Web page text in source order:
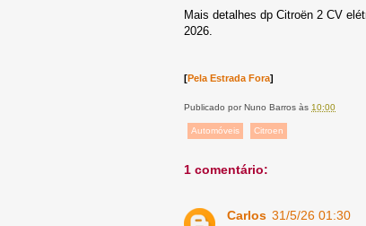
Mais detalhes dp Citroën 2 CV
2026.
[Pela Estrada Fora]
Publicado porNuno Barros às 10:00
Automóveis Citroen
1 comentário:
Carlos 31/5/26 01:30